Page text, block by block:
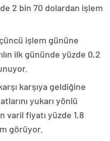
2 bin 70 dolardan işlem
işlem gününe
ilk gününde yüzde 0,2
karşıya geldiğine
yukarı yönlü
fiyatı yüzde 1,8
görüyor.